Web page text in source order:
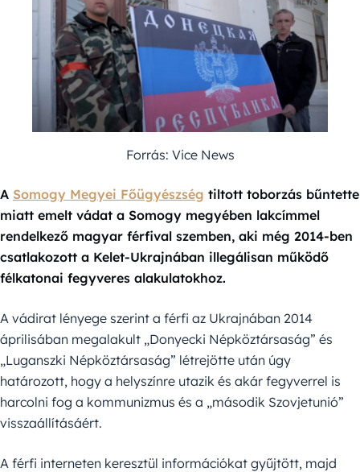
Forrás: Vice News
A Somogy Megyei Főügyészség tiltott toborzás bűntette
miatt emelt vádat a Somogy megyében lakcímmel
rendelkező magyar férfival szemben, aki még 2014-ben
csatlakozott a Kelet-Ukrajnában illegálisan működő
félkatonai fegyveres alakulatokhoz.
A vádirat lényege szerint a férfi az Ukrajnában 2014
áprilisában megalakult „Donyecki Népköztársaság” és
„Luganszki Népköztársaság” létrejötte után úgy
határozott, hogy a helyszínre utazik és akár fegyverrel is
harcolni fog a kommunizmus és a „második Szovjetunió”
visszaállításáért.
A férfi interneten keresztül információkat gyűjtött, majd